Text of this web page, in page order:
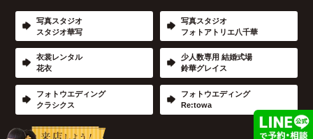
写真スタジオ
スタジオ華写
写真スタジオ
フォトアトリエ八千華
衣裳レンタル
花衣
少人数専用 結婚式場
鈴華グレイス
フォトウエディング
クラシクス
フォトウエディング
Re:towa